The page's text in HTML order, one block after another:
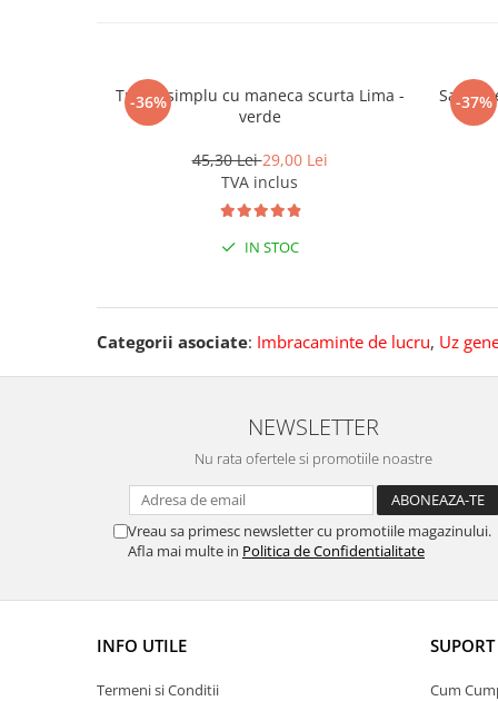
Veste de lucru -36%
Tricou simplu cu maneca scurta Lima -
verde
45,30 Lei29,00 Lei
TVA inclus
IN STOC
-37%
Sapca
Categorii asociate: Imbracaminte de lucru, Uz
NEWSLETTER
Nu rata ofertele si promotiile noastre
Vreau sa primesc newsletter cu promotiile magazinului.
Afla mai multe in Politica de Confidentialitate
INFO UTILE
Termeni si Conditii Cum